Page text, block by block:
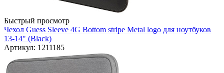
Быстрый просмотр
Чехол Guess Sleeve 4G Bottom stripe Metal logo для ноутбуков
13-14" (Black)
Артикул: 1211185